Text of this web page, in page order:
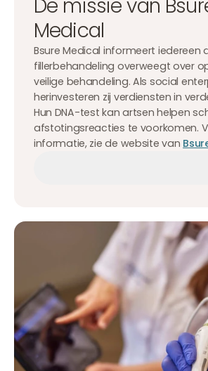
Medical
Bsure Medical informeert iedereen
fillerbehandeling overweegt over
veilige behandeling. Als social
herinvesteren zij verdiensten in
Hun DNA-test kan artsen helpen
afstotingsreacties te voorkomen.
informatie, zie de website van